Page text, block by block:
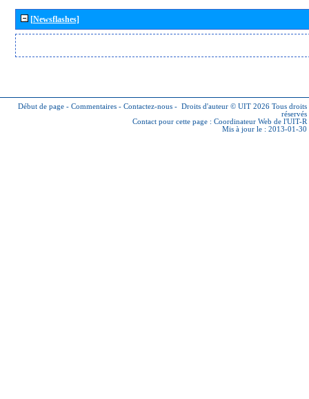
[Newsflashes]
Début de page - Commentaires - Contactez-nous - Droits d'auteur © UIT 2026 Tous droits
réservés
Contact pour cette page : Coordinateur Web de l'UIT-R
Mis à jour le : 2013-01-30